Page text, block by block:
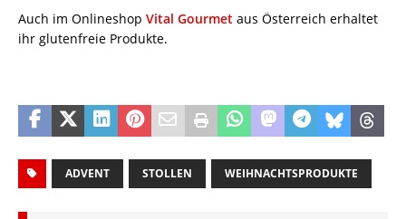
Auch im Onlineshop Vital Gourmet aus Österreich erhaltet
ihr glutenfreie Produkte.
ADVENT STOLLEN WEIHNACHTSPRODUKTE